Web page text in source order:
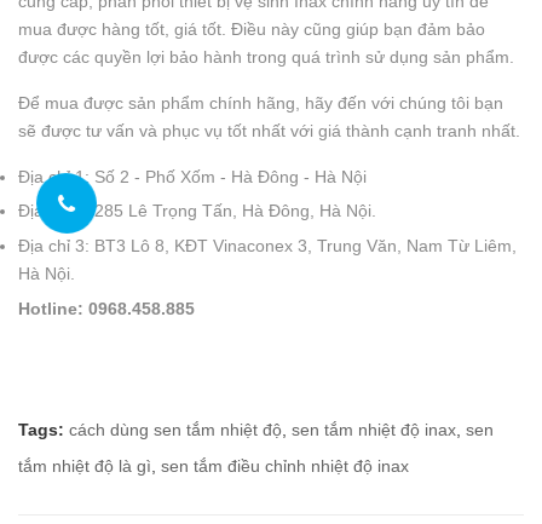
mua được hàng tốt, giá tốt. Điều này cũng giúp bạn đảm bảo
được các quyền lợi bảo hành trong quá trình sử dụng sản phẩm.
Để mua được sản phẩm chính hãng, hãy đến với chúng tôi bạn
sẽ được tư vấn và phục vụ tốt nhất với giá thành cạnh tranh nhất.
Địa chỉ 1: Số 2 - Phố Xốm - Hà Đông - Hà Nội
Địa chỉ 2: 285 Lê Trọng Tấn, Hà Đông, Hà Nội.
Địa chỉ 3: BT3 Lô 8, KĐT Vinaconex 3, Trung Văn, Nam Từ Liêm,
Hà Nội.
Hotline: 0968.458.885
Tags: cách dùng sen tắm nhiệt độ sen tắm nhiệt độ inax sen
tắm nhiệt độ là gì sen tắm điều chỉnh nhiệt độ inax